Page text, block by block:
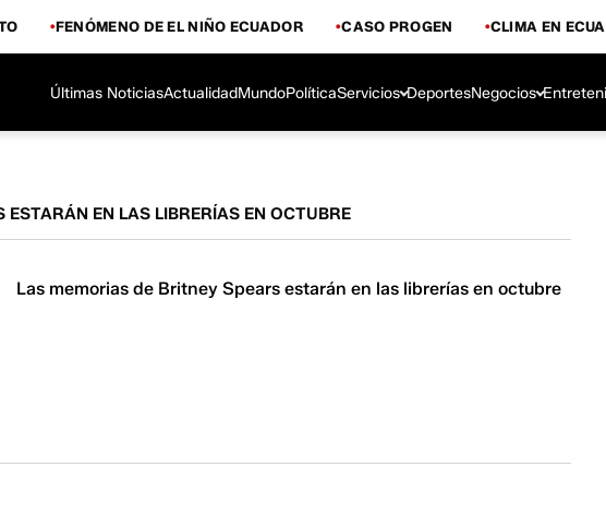
FENÓMENO DE EL NIÑO ECUADOR CASO PROGEN CLIMA EN
Últimas NoticiasActualidadMundoPolíticaServicios DeportesNegocios
EN LAS LIBRERÍAS EN OCTUBRE
Las memorias de Britney Spears estarán en las librerías en octubre